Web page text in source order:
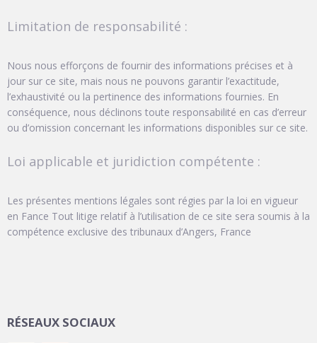
Limitation de responsabilité :
Nous nous efforçons de fournir des informations précises et à
jour sur ce site, mais nous ne pouvons garantir l’exactitude,
l’exhaustivité ou la pertinence des informations fournies. En
conséquence, nous déclinons toute responsabilité en cas d’erreur
ou d’omission concernant les informations disponibles sur ce site.
Loi applicable et juridiction compétente :
Les présentes mentions légales sont régies par la loi en vigueur
en Fance Tout litige relatif à l’utilisation de ce site sera soumis à la
compétence exclusive des tribunaux d’Angers, France
RÉSEAUX SOCIAUX